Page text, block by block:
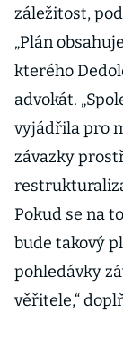
záležitost,
„Plán
kterého
advokát.
vyjádřila pro
závazky
Pokud se na
bude takový
pohledávky
věřitele,“